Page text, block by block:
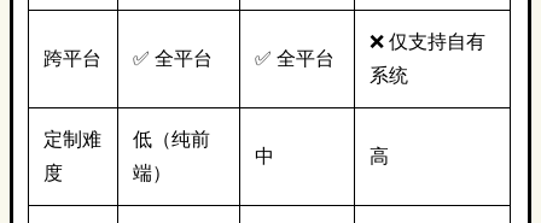
跨平台 ✅ 全平台 ✅ 全平台
❌ 仅支持自有
系统
定制难
度
低（纯前
端）
中 高